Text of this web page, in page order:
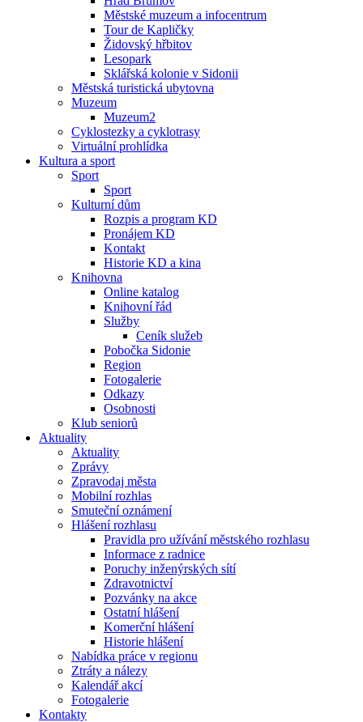
Městské muzeum a infocentrum
Tour de Kapličky
Židovský hřbitov
Lesopark
Sklářská kolonie v Sidonii
Městská turistická ubytovna
Muzeum
Muzeum2
Cyklostezky a cyklotrasy
Virtuální prohlídka
Kultura a sport
Sport
Sport
Kulturní dům
Rozpis a program KD
Pronájem KD
Kontakt
Historie KD a kina
Knihovna
Online katalog
Knihovní řád
Služby
Ceník služeb
Pobočka Sidonie
Region
Fotogalerie
Odkazy
Osobnosti
Klub seniorů
Aktuality
Aktuality
Zprávy
Zpravodaj města
Mobilní rozhlas
Smuteční oznámení
Hlášení rozhlasu
Pravidla pro užívání městského rozhlasu
Informace z radnice
Poruchy inženýrských sítí
Zdravotnictví
Pozvánky na akce
Ostatní hlášení
Komerční hlášení
Historie hlášení
Nabídka práce v regionu
Ztráty a nálezy
Kalendář akcí
Fotogalerie
Kontakty